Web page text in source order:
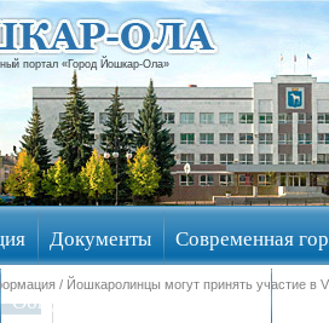
портал «Город Йошкар-Ола»
Документы Современная
Общественные обсуждения
/ Йошкаролинцы могут принять участие в